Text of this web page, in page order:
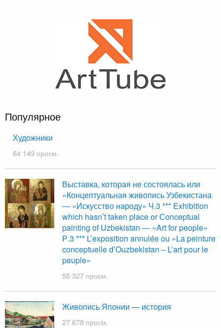
Популярное
Художники
64 149 просм.
Выставка, которая не состоялась или
«Концептуальная живопись Узбекистана
— «Искусство народу» Ч.3 *** Exhibition
which hasn’t taken place or Сonceptual
painting of Uzbekistan — «Art for people»
Р.3 *** L’exposition annulée ou «La peinture
conceptuelle d’Ouzbekistan – L’art pour le
peuple»
55 327 просм.
Живопись Японии — история
27 678 просм.